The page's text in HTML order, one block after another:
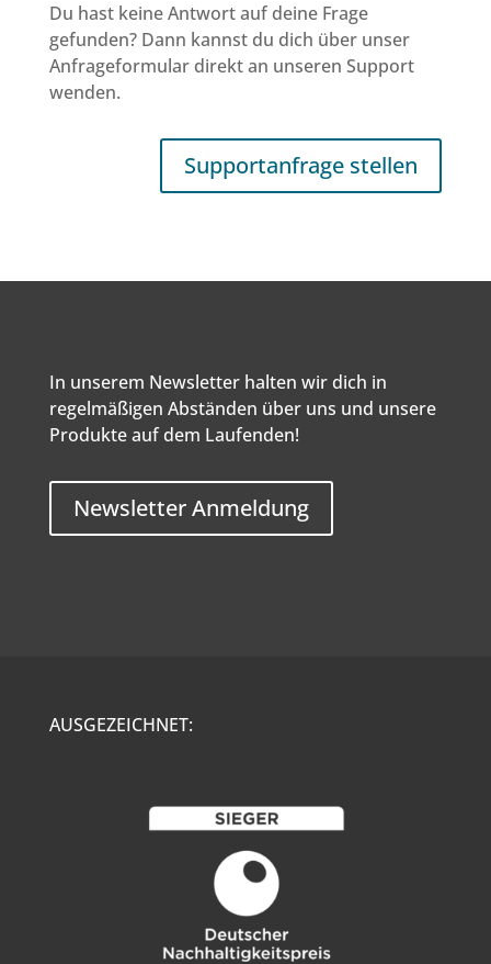
Du hast keine Antwort auf deine Frage
gefunden? Dann kannst du dich über unser
Anfrageformular direkt an unseren Support
wenden.
Supportanfrage stellen
In unserem Newsletter halten wir dich in
regelmäßigen Abständen über uns und unsere
Produkte auf dem Laufenden!
Newsletter Anmeldung
AUSGEZEICHNET: